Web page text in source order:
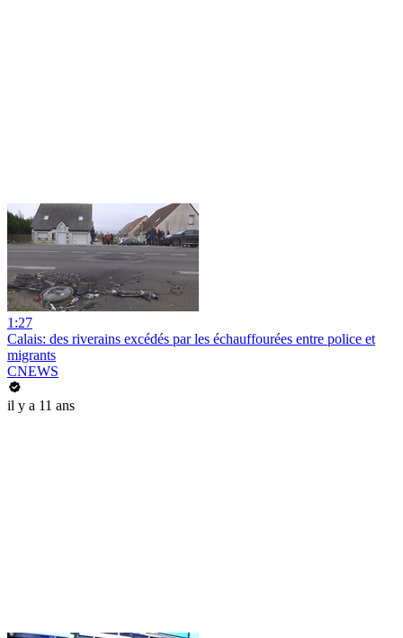
1:27
Calais: des riverains excédés par les échauffourées entre police et
migrants
CNEWS
il y a 11 ans